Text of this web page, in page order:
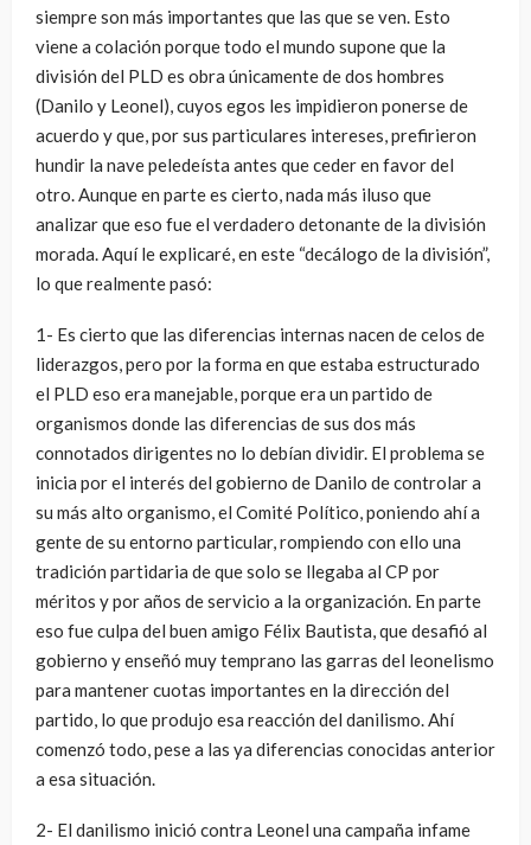
siempre son más importantes que las que se ven. Esto
viene a colación porque todo el mundo supone que la
división del PLD es obra únicamente de dos hombres
(Danilo y Leonel), cuyos egos les impidieron ponerse de
acuerdo y que, por sus particulares intereses, prefirieron
hundir la nave peledeísta antes que ceder en favor del
otro. Aunque en parte es cierto, nada más iluso que
analizar que eso fue el verdadero detonante de la división
morada. Aquí le explicaré, en este “decálogo de la división”,
lo que realmente pasó:
1- Es cierto que las diferencias internas nacen de celos de
liderazgos, pero por la forma en que estaba estructurado
el PLD eso era manejable, porque era un partido de
organismos donde las diferencias de sus dos más
connotados dirigentes no lo debían dividir. El problema se
inicia por el interés del gobierno de Danilo de controlar a
su más alto organismo, el Comité Político, poniendo ahí a
gente de su entorno particular, rompiendo con ello una
tradición partidaria de que solo se llegaba al CP por
méritos y por años de servicio a la organización. En parte
eso fue culpa del buen amigo Félix Bautista, que desafió al
gobierno y enseñó muy temprano las garras del leonelismo
para mantener cuotas importantes en la dirección del
partido, lo que produjo esa reacción del danilismo. Ahí
comenzó todo, pese a las ya diferencias conocidas anterior
a esa situación.
2- El danilismo inició contra Leonel una campaña infame